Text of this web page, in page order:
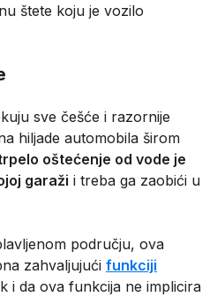
štete koju je vozilo
sve češće i razornije
hiljade automobila širom
oštećenje od vode je
garaži i treba ga zaobići u
području, ova
zahvaljujući funkciji
i da ova funkcija ne implicira